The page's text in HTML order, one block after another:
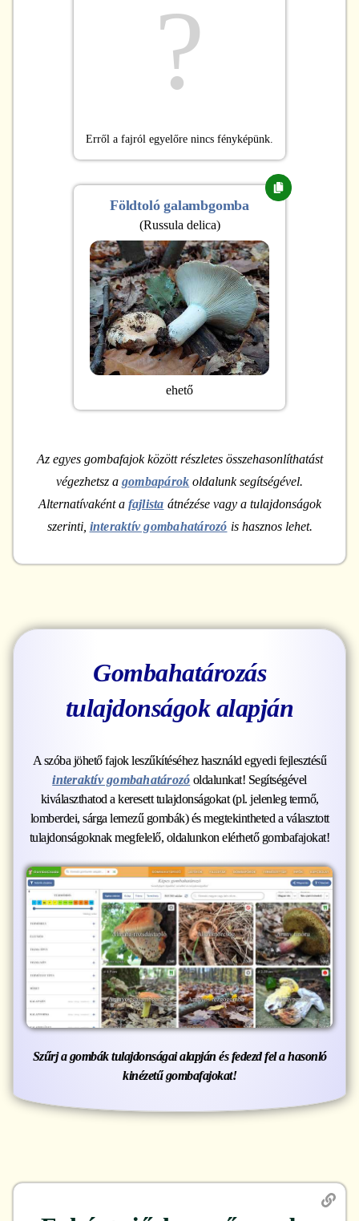
?
Erről a fajról egyelőre nincs fényképünk.
Földtoló galambgomba
(Russula delica)
ehető
Az egyes gombafajok között részletes összehasonlíthatást
végezhetsz a gombapárok oldalunk segítségével.
Alternatívaként a fajlista átnézése vagy a tulajdonságok
szerinti, interaktív gombahatározó is hasznos lehet.
Gombahatározás
tulajdonságok alapján
A szóba jöhető fajok leszűkítéséhez használd egyedi fejlesztésű
interaktív gombahatározó oldalunkat! Segítségével
kiválaszthatod a keresett tulajdonságokat (pl. jelenleg termő,
lomberdei, sárga lemezű gombák) és megtekintheted a választott
tulajdonságoknak megfelelő, oldalunkon elérhető gombafajokat!
Szűrj a gombák tulajdonságai alapján és fedezd fel a hasonló
kinézetű gombafajokat!